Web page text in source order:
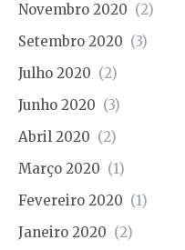
Novembro 2020 (2)
Setembro 2020 (3)
Julho 2020 (2)
Junho 2020 (3)
Abril 2020 (2)
Março 2020 (1)
Fevereiro 2020 (1)
Janeiro 2020 (2)